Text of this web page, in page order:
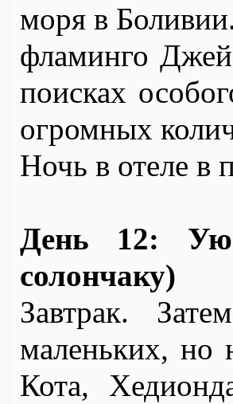
моря в
фламинго
поисках
огромных
Ночь в отеле в
День 12:
солончаку)
Завтрак.
маленьких, но
Кота,